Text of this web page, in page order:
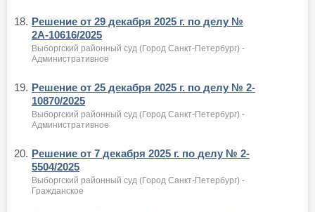
18. Решение от 29 декабря 2025 г. по делу №
2А-10616/2025
Выборгский районный суд (Город Санкт-Петербург) -
Административное
19. Решение от 25 декабря 2025 г. по делу № 2-
10870/2025
Выборгский районный суд (Город Санкт-Петербург) -
Административное
20. Решение от 7 декабря 2025 г. по делу № 2-
5504/2025
Выборгский районный суд (Город Санкт-Петербург) -
Гражданское